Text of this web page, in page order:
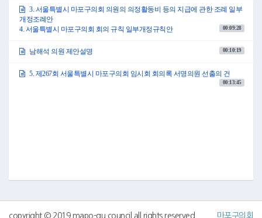
울특별시 마포구의회 임시회 의사일정 협의의 건을 심의하여 원안 가결하였
음을 보고드립니다.
또한 서울특별시 마포구의회 의원의 의정활동비 등의 지급에 관한 조례 일
회의에 부의하였습니다.
이상으로 보고를 마치겠습니다.
감사합니다.
이의가 없으므로 가결되었음을 선포합니다.
○의장직무대리 백남환 의사일정 제2항 2024년도 행정사무감사 시기 및 기간
3. 서울특별시 마포구의회 의원의 의정활동비 등의 지급에 관한 조례 일부
개정조례안
4. 서울특별시 마포구의회 회의 규칙 일부개정규칙안
00:09:28
남해석 의원 제안설명 00:10:19
5. 제267회 서울특별시 마포구의회 임시회 회의록 서명의원 선출의 건
00:13:45
마포구의회
copyright © 2019 mapo-gu council all rights reserved